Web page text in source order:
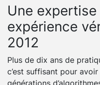
Une
expérience
2012
Plus de dix ans de
c’est suffisant pour